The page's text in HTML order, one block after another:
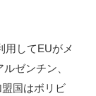
してEUがメ
ゼンチン、
国はボリビ